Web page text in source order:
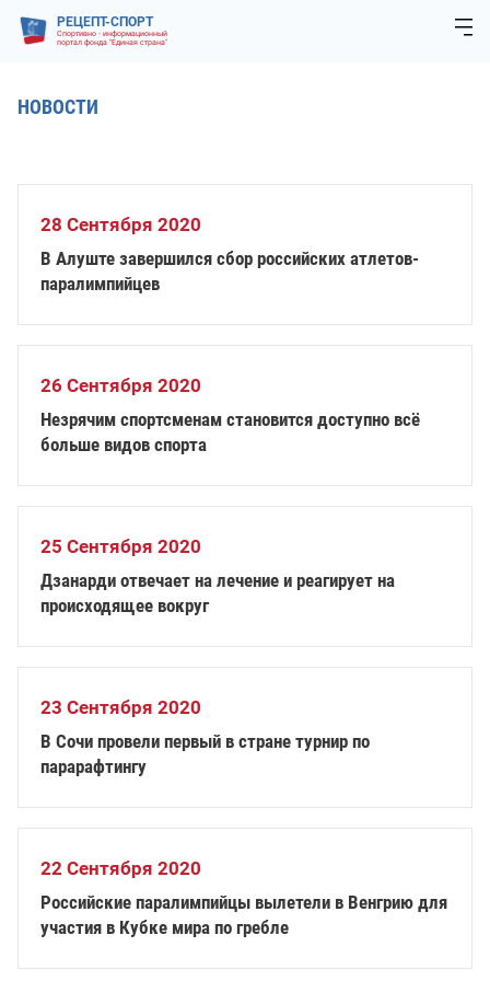
РЕЦЕПТ-СПОРТ
Спортивно - информационный
портал фонда "Единая страна"
НОВОСТИ
28 Сентября 2020
В Алуште завершился сбор российских атлетов-
паралимпийцев
26 Сентября 2020
Незрячим спортсменам становится доступно всё
больше видов спорта
25 Сентября 2020
Дзанарди отвечает на лечение и реагирует на
происходящее вокруг
23 Сентября 2020
В Сочи провели первый в стране турнир по
парарафтингу
22 Сентября 2020
Российские паралимпийцы вылетели в Венгрию для
участия в Кубке мира по гребле